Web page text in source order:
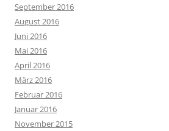
September 2016
August 2016
Juni 2016
Mai 2016
April 2016
März 2016
Februar 2016
Januar 2016
November 2015